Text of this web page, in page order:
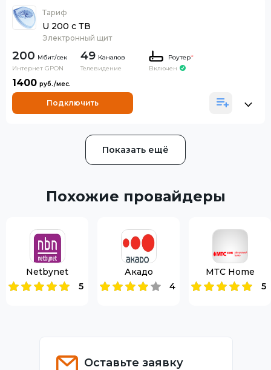
Тариф
U 200 с ТВ
Электронный щит
200
Интернет GPON
49 Каналов
Телевидение
Роутер*
Включен
1400
Подключить
Показать ещё
Похожие провайдеры
Netbynet
5
Акадо
4
МТС Home
5
Оставьте заявку